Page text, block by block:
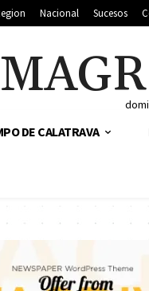
Nacional Sucesos
DE CALATRAVA